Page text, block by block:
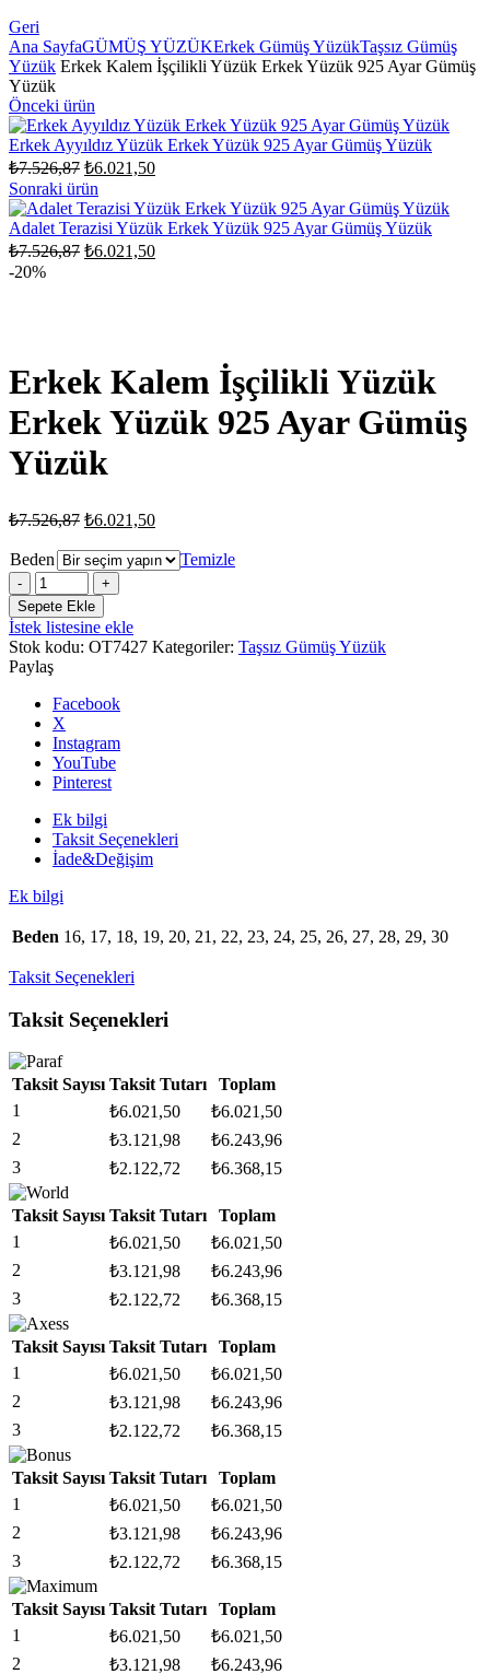
Geri
Ana SayfaGÜMÜŞ YÜZÜKErkek Gümüş YüzükTaşsız Gümüş
Yüzük Erkek Kalem İşçilikli Yüzük Erkek Yüzük 925 Ayar Gümüş
Yüzük
Önceki ürün
Erkek Ayyıldız Yüzük Erkek Yüzük 925 Ayar Gümüş Yüzük
₺7.526,87 Orijinal
fiyat:
₺7.526,87.
₺6.021,50Şu
fiyat:
₺6.021,50.
Sonraki ürün
Adalet Terazisi Yüzük Erkek Yüzük 925 Ayar Gümüş Yüzük
₺7.526,87 Orijinal
₺6.021,50Şu
-20%
Erkek Kalem İşçilikli Yüzük
Erkek Yüzük 925 Ayar Gümüş
Yüzük
₺7.526,87 Orijinal
₺7.526,87.
₺6.021,50Şu
fiyat:
Beden
Temizle
Erkek
Kalem
İşçilikli
Yüzük
Erkek
Yüzük
925
Ayar
Gümüş
Yüzük
adet
Sepete Ekle
İstek listesine ekle
Stok kodu: OT7427 Kategoriler: Taşsız Gümüş Yüzük
Paylaş
Facebook
X
Instagram
YouTube
Pinterest
Ek bilgi
Taksit Seçenekleri
İade&Değişim
Ek bilgi
Beden 16, 17, 18, 19, 20, 21, 22, 23, 24, 25, 26, 27, 28, 29, 30
Taksit Seçenekleri
Taksit Seçenekleri
Taksit Sayısı Taksit Tutarı
Toplam
1
₺6.021,50 ₺6.021,50
2
₺3.121,98 ₺6.243,96
3
₺2.122,72 ₺6.368,15
Taksit Sayısı Taksit Tutarı
Toplam
1
₺6.021,50 ₺6.021,50
2
₺3.121,98 ₺6.243,96
3
₺2.122,72 ₺6.368,15
Taksit Sayısı Taksit Tutarı
Toplam
1
₺6.021,50 ₺6.021,50
2
₺3.121,98 ₺6.243,96
3
₺2.122,72 ₺6.368,15
Taksit Sayısı Taksit Tutarı
Toplam
1
₺6.021,50 ₺6.021,50
2
₺3.121,98 ₺6.243,96
3
₺2.122,72 ₺6.368,15
Taksit Sayısı Taksit Tutarı
Toplam
1
₺6.021,50 ₺6.021,50
2
₺3.121,98 ₺6.243,96